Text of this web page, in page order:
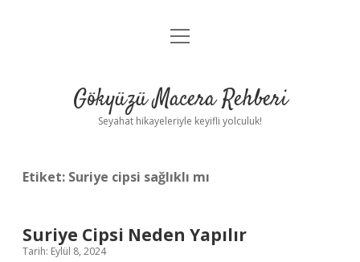
Anasayfa
Yasal Uyarı
menüyü
Gökyüzü Macera Rehberi
Seyahat hikayeleriyle keyifli yolculuk!
Etiket: Suriye cipsi sağlıklı mı
Suriye Cipsi Neden Yapılır
Tarih: Eylül 8, 2024